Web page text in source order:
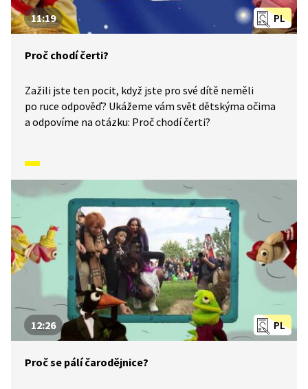
PL
11:19
Proč chodí čerti?
Zažili jste ten pocit, když jste pro své dítě neměli
po ruce odpověď? Ukážeme vám svět dětskýma očima
a odpovíme na otázku: Proč chodí čerti?
PL
12:26
Proč se pálí čarodějnice?